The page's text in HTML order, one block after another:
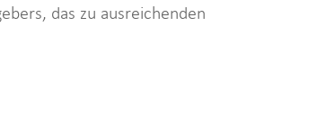
das zu ausreichenden